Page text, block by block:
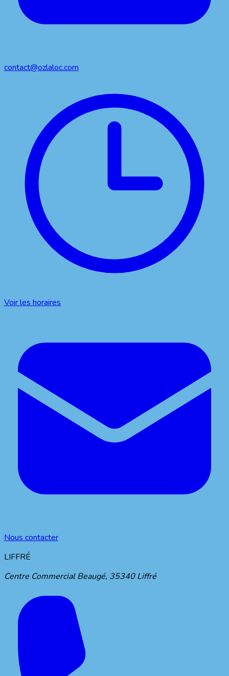
contact@ozlaloc.com
Voir les horaires
Nous contacter
LIFFRÉ
Centre Commercial Beaugé, 35340 Liffré